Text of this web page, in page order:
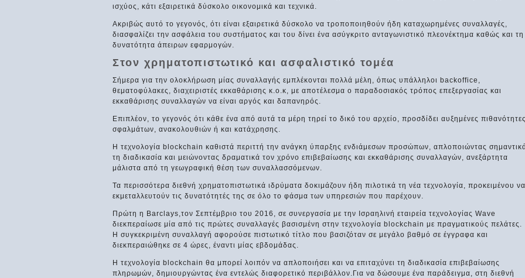
ισχύος, κάτι εξαιρετικά δύσκολο οικονομικά και τεχνικά.
Ακριβώς αυτό το γεγονός, ότι είναι εξαιρετικά δύσκολο να τροποποιηθούν ήδη καταχωρημένες συναλλαγές,
διασφαλίζει την ασφάλεια του συστήματος και του δίνει ένα ασύγκριτο ανταγωνιστικό πλεονέκτημα καθώς και τη
δυνατότητα άπειρων εφαρμογών.
Στον χρηματοπιστωτικό και ασφαλιστικό τομέα
Σήμερα για την ολοκλήρωση μίας συναλλαγής εμπλέκονται πολλά μέλη, όπως υπάλληλοι backoffice,
θεματοφύλακες, διαχειριστές εκκαθάρισης κ.ο.κ, με αποτέλεσμα ο παραδοσιακός τρόπος επεξεργασίας και
εκκαθάρισης συναλλαγών να είναι αργός και δαπανηρός.
Επιπλέον, το γεγονός ότι κάθε ένα από αυτά τα μέρη τηρεί το δικό του αρχείο, προσδίδει αυξημένες
σφαλμάτων, ανακολουθιών ή και κατάχρησης.
Η τεχνολογία blockchain καθιστά περιττή την ανάγκη ύπαρξης ενδιάμεσων προσώπων, απλοποιώντας
τη διαδικασία και μειώνοντας δραματικά τον χρόνο επιβεβαίωσης και εκκαθάρισης συναλλαγών, ανεξάρτητα
μάλιστα από τη γεωγραφική θέση των συναλλασσόμενων.
Τα περισσότερα διεθνή χρηματοπιστωτικά ιδρύματα δοκιμάζουν ήδη πιλοτικά τη νέα τεχνολογία, προκειμένου να
εκμεταλλευτούν τις δυνατότητές της σε όλο το φάσμα των υπηρεσιών που παρέχουν.
Πρώτη η Barclays,τον Σεπτέμβριο του 2016, σε συνεργασία με την Ισραηλινή εταιρεία τεχνολογίας Wave
διεκπεραίωσε μία από τις πρώτες συναλλαγές βασισμένη στην τεχνολογία blockchain με πραγματικούς πελάτες.
Η συγκεκριμένη συναλλαγή αφορούσε πιστωτικό τίτλο που βασιζόταν σε μεγάλο βαθμό σε έγγραφα και
διεκπεραιώθηκε σε 4 ώρες, έναντι μίας εβδομάδας.
Η τεχνολογία blockchain θα μπορεί λοιπόν να απλοποιήσει και να επιταχύνει τη διαδικασία επιβεβαίωσης
πληρωμών, δημιουργώντας ένα εντελώς διαφορετικό περιβάλλον.Για να δώσουμε ένα παράδειγμα, στη διεθνή